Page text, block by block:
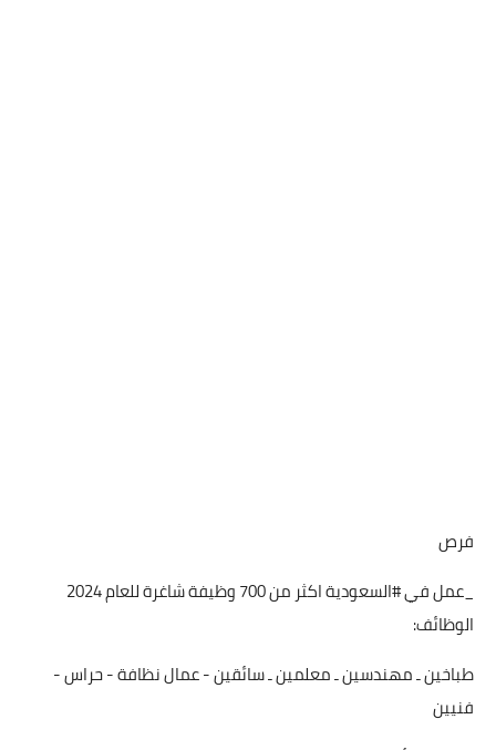
فرص
_عمل في #السعودية اكثر من 700 وظيفة شاغرة للعام 2024
الوظائف:
طباخين ـ مهندسين ـ معلمين ـ سائقين - عمال نظافة - حراس -
فنيين